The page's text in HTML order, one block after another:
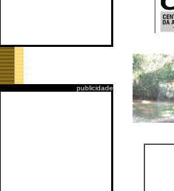
publicidade